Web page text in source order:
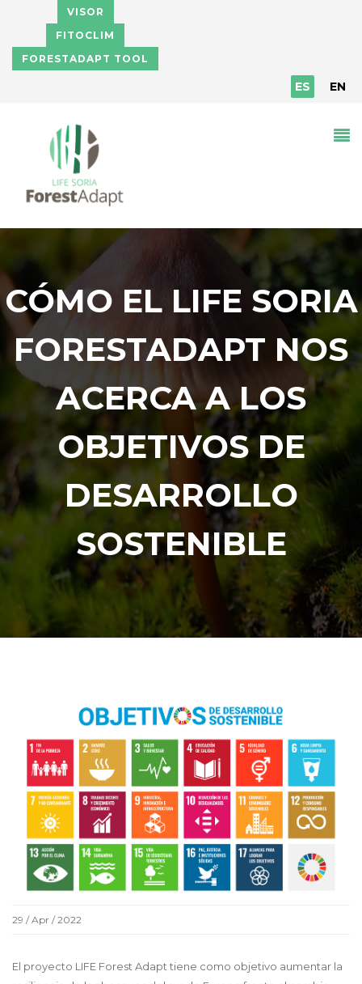
Pasar al contenido principal
VISOR
FITOCLIM
FORESTADAPT TOOL
ES EN
CÓMO EL LIFE SORIA
FORESTADAPT NOS
ACERCA A LOS
OBJETIVOS DE
DESARROLLO
SOSTENIBLE
29 / Apr / 2022
El proyecto LIFE Forest Adapt tiene como objetivo aumentar la